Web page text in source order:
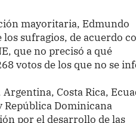
mayoritaria, Edmundo
sufragios, de acuerdo
que no precisó a qué
votos de los que no se
Costa Rica,
República Dominicana
por el desarrollo de las